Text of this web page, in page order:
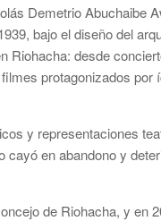
Demetrio Abuchaibe
bajo el diseño del
Riohacha: desde
protagonizados
y representaciones
en abandono y
de Riohacha, y en